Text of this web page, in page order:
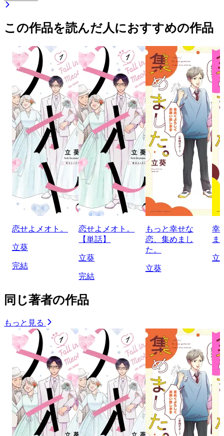
この作品を読んだ人におすすめの作品
恋せよメオト。
立葵
完結
恋せよメオト。
【単話】
立葵
完結
もっと幸せな
恋、集めまし
た。
立葵
幸
ま
立
同じ著者の作品
もっと見る